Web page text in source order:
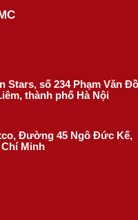
Stars, số 234 Phạm Văn
thành phố Hà Nội
Đường 45 Ngô Đức Kế,
Minh